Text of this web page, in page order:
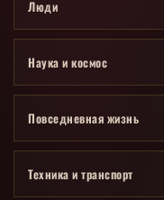
Люди
Наука и космос
Повседневная жизнь
Техника и транспорт